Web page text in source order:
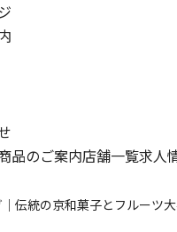
品のご案内店舗一覧求人
伝統の京和菓子とフルーツ